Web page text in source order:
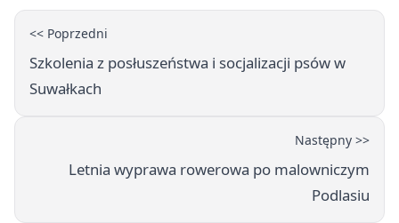
<< Poprzedni
Szkolenia z posłuszeństwa i socjalizacji psów w
Suwałkach
Następny >>
Letnia wyprawa rowerowa po malowniczym
Podlasiu